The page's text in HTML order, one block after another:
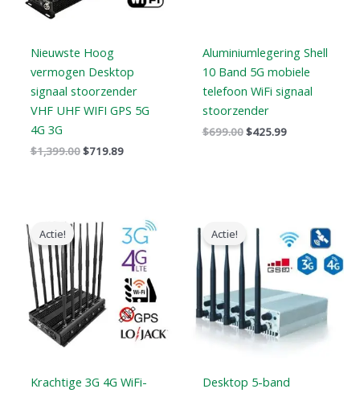
Nieuwste Hoog
vermogen Desktop
signaal stoorzender
VHF UHF WIFI GPS 5G
4G 3G
$1,399.00$719.89
Aluminiumlegering Shell
10 Band 5G mobiele
telefoon WiFi signaal
stoorzender
$699.00$425.99
Actie!
Krachtige 3G 4G WiFi-
prijs
was:
$1,199.00.
prijs
is:
$609.99.
Actie!
Desktop 5-band
$316.89
tot
$385.48